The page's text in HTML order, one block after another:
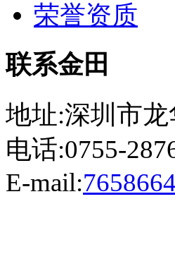
荣誉资质
联系金田
地址:深圳市
电话:0755-
E-mail: